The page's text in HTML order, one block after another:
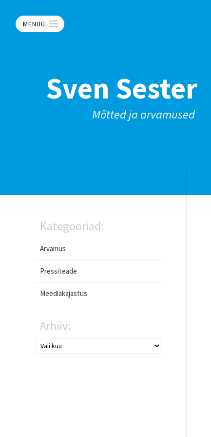
MENÜÜ
Sven Sester
Mõtted ja arvamused
Kategooriad:
Arvamus
Pressiteade
Meediakajastus
Arhiiv: